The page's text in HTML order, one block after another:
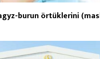
burun örtüklerini